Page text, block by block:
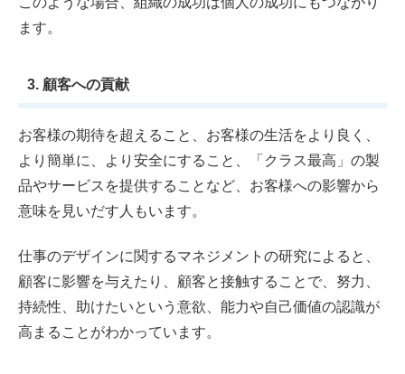
ます。
3. 顧客への貢献
お客様の期待を超えること、お客様の生活をより良く、
より簡単に、より安全にすること、「クラス最高」の製
品やサービスを提供することなど、お客様への影響から
意味を見いだす人もいます。
仕事のデザインに関するマネジメントの研究によると、
顧客に影響を与えたり、顧客と接触することで、努力、
持続性、助けたいという意欲、能力や自己価値の認識が
高まることがわかっています。